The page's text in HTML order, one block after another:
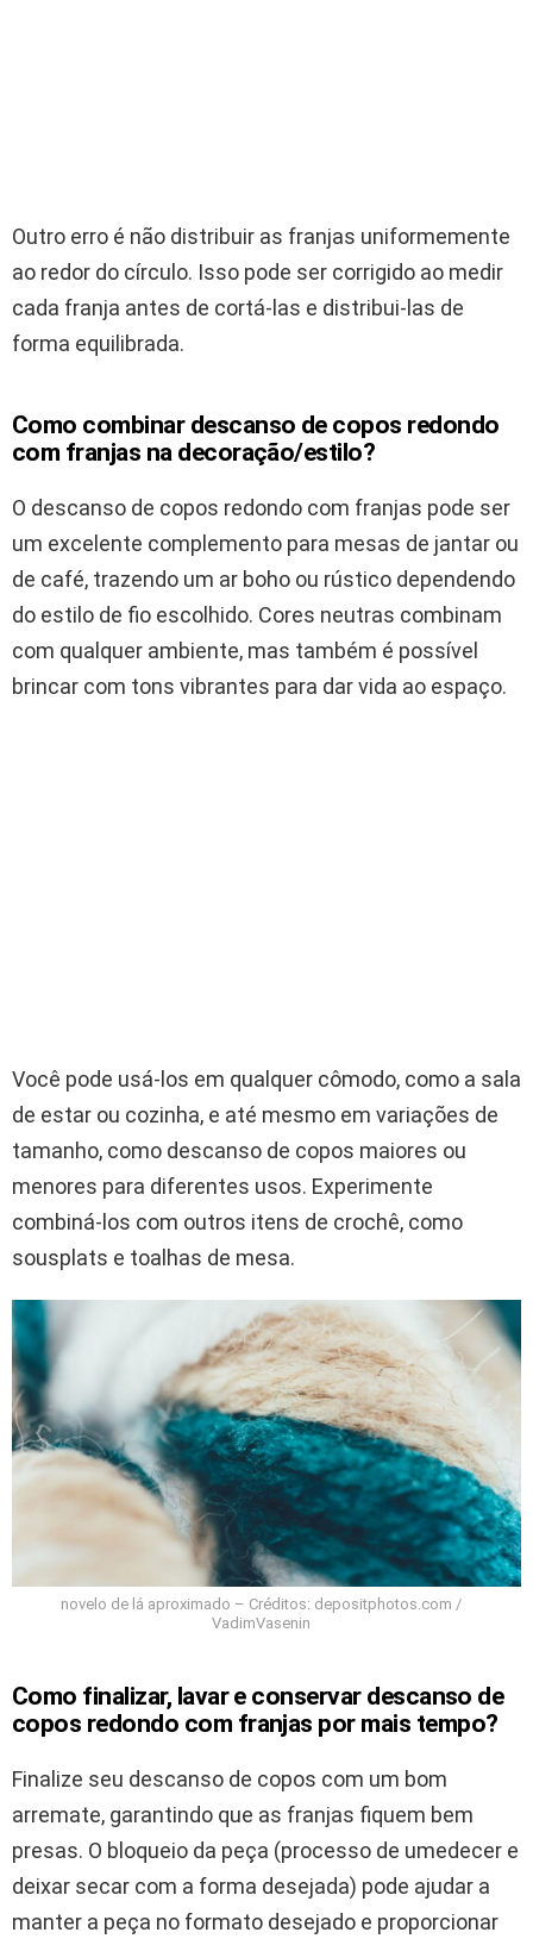
Outro erro é não distribuir as franjas uniformemente
ao redor do círculo. Isso pode ser corrigido ao medir
cada franja antes de cortá-las e distribui-las de
forma equilibrada.
Como combinar descanso de copos redondo
com franjas na decoração/estilo?
O descanso de copos redondo com franjas pode ser
um excelente complemento para mesas de jantar ou
de café, trazendo um ar boho ou rústico dependendo
do estilo de fio escolhido. Cores neutras combinam
com qualquer ambiente, mas também é possível
brincar com tons vibrantes para dar vida ao espaço.
Você pode usá-los em qualquer cômodo, como a sala
de estar ou cozinha, e até mesmo em variações de
tamanho, como descanso de copos maiores ou
menores para diferentes usos. Experimente
combiná-los com outros itens de crochê, como
sousplats e toalhas de mesa.
novelo de lá aproximado – Créditos: depositphotos.com /
VadimVasenin
Como finalizar, lavar e conservar descanso de
copos redondo com franjas por mais tempo?
Finalize seu descanso de copos com um bom
arremate, garantindo que as franjas fiquem bem
presas. O bloqueio da peça (processo de umedecer e
deixar secar com a forma desejada) pode ajudar a
manter a peça no formato desejado e proporcionar